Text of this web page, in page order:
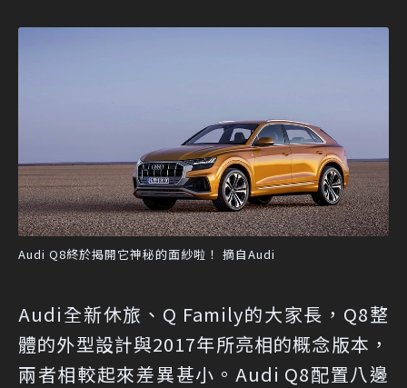
Audi Q8終於揭開它神秘的面紗啦！ 摘自Audi
Audi全新休旅、Q Family的大家長，Q8整
體的外型設計與2017年所亮相的概念版本，
兩者相較起來差異甚小。Audi Q8配置八邊